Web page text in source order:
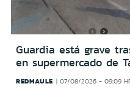
Guardia está grave
en supermercado de
REDMAULE 07/08/2026 - 09:09